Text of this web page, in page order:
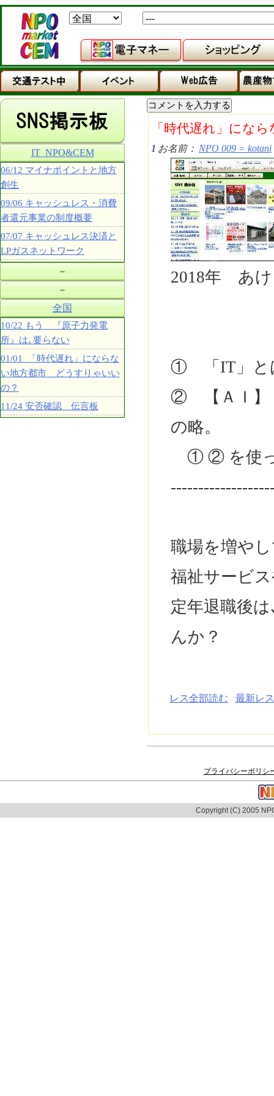
「時代遅れ」にな
1 お名前： NPO 009 = kotani
2018年 あけ
① 「IT」と
② 【ＡＩ】
の略。
① ② を使っ
職場を増や
福祉サービ
定年退職後
んか？
レス全部読む 最新レ
IT_NPO&CEM
06/12 マイナポイントと地方
創生
09/06 キャッシュレス・消費
者還元事業の制度概要
07/07 キャッシュレス決済と
LPガスネットワーク
－
－
全国
10/22 もう 『原子力発電
所』は､要らない
01/01 「時代遅れ」にならな
い地方都市 どうすりゃいい
の？
11/24 安否確認 伝言板
プライバシーポリシ
Copyright (C) 2005